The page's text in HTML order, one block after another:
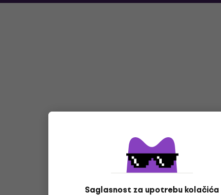
Saglasnost za upotrebu kolačića